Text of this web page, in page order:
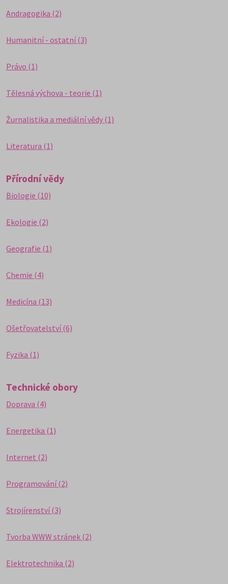
Andragogika (2)
Humanitní - ostatní (3)
Právo (1)
Tělesná výchova - teorie (1)
Žurnalistika a mediální vědy (1)
Literatura (1)
Přírodní vědy
Biologie (10)
Ekologie (2)
Geografie (1)
Chemie (4)
Medicína (13)
Ošetřovatelství (6)
Fyzika (1)
Technické obory
Doprava (4)
Energetika (1)
Internet (2)
Programování (2)
Strojírenství (3)
Tvorba WWW stránek (2)
Elektrotechnika (2)